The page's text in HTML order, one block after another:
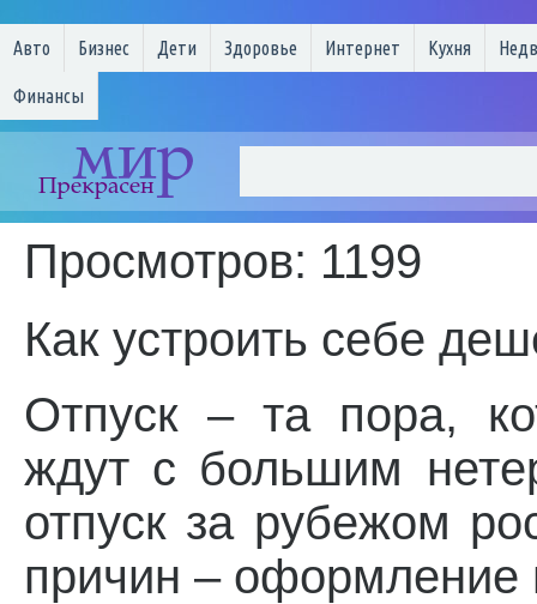
Авто Бизнес Дети Здоровье Интернет Кухня
Финансы
Просмотров: 1199
Как устроить себе
Отпуск – та пора,
ждут с большим
отпуск за рубежом
причин – оформление